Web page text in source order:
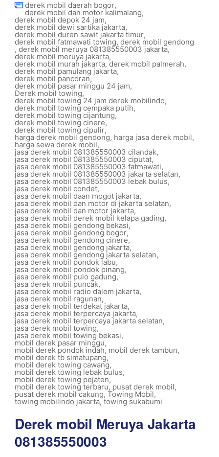
derek mobil daerah bogor,
derek mobil dan motor kalimalang,
derek mobil depok 24 jam,
derek mobil dewi sartika jakarta,
derek mobil duren sawit jakarta timur,
derek mobil fatmawati towing, derek mobil gendong
, derek mobil meruya 081385550003 jakarta,
derek mobil meruya jakarta,
derek mobil murah jakarta, derek mobil palmerah,
derek mobil pamulang jakarta,
derek mobil pancoran,
derek mobil pasar minggu 24 jam,
Derek mobil towing,
derek mobil towing 24 jam derek mobilindo,
derek mobil towing cempaka putih,
derek mobil towing cijantung,
derek mobil towing cinere,
derek mobil towing cipulir,
harga derek mobil gendong, harga jasa derek mobil,
harga sewa derek mobil,
jasa derek mobil 081385550003 cilandak,
jasa derek mobil 081385550003 ciputat,
jasa derek mobil 081385550003 fatmawati,
jasa derek mobil 081385550003 jakarta selatan,
jasa derek mobil 081385550003 lebak bulus,
jasa derek mobil condet,
jasa derek mobil daan mogot jakarta,
jasa derek mobil dan motor di jakarta selatan,
jasa derek mobil dan motor jakarta,
jasa derek mobil derek mobil kelapa gading,
jasa derek mobil gendong bekasi,
jasa derek mobil gendong bogor,
jasa derek mobil gendong cinere,
jasa derek mobil gendong jakarta,
jasa derek mobil gendong jakarta selatan,
jasa derek mobil pondok labu,
jasa derek mobil pondok pinang,
jasa derek mobil pulo gadung,
jasa derek mobil puncak,
jasa derek mobil radio dalem jakarta,
jasa derek mobil ragunan,
jasa derek mobil terdekat jakarta,
jasa derek mobil terpercaya jakarta,
jasa derek mobil terpercaya jakarta selatan,
jasa derek mobil towing,
jasa derek mobil towing bekasi,
mobil derek pasar minggu,
mobil derek pondok indah, mobil derek tambun,
mobil derek tb simatupang,
mobil derek towing cawang,
mobil derek towing lebak bulus,
mobil derek towing pejaten,
mobil derek towing terbaru, pusat derek mobil,
pusat derek mobil cakung, Towing Mobil,
towing mobilindo jakarta,towing sukabumi
Derek mobil Meruya Jakarta
081385550003